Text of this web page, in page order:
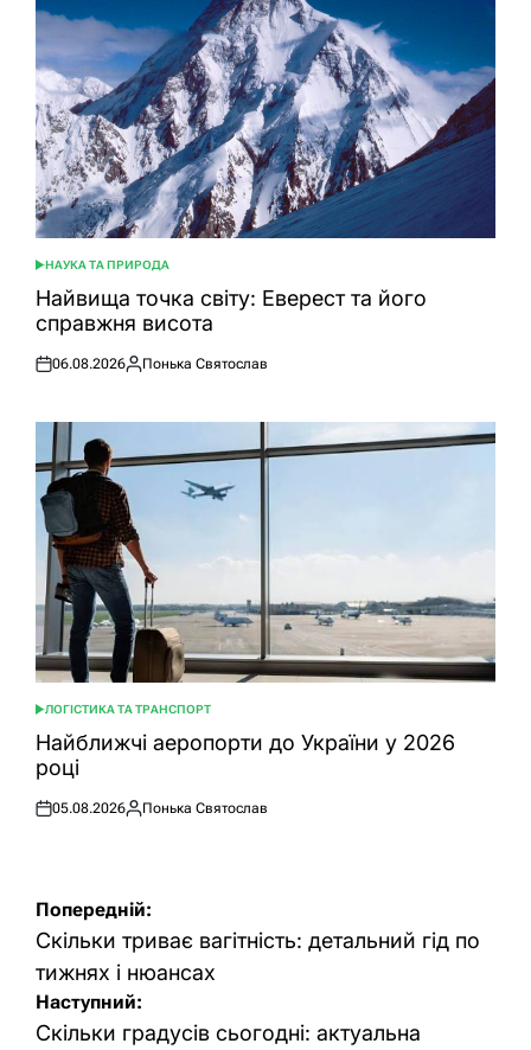
ОПУБЛІКУВАТИ
У
НАУКА ТА ПРИРОДА
Найвища точка світу: Еверест та його
справжня висота
Оприлюднено
06.08.2026
Опубліковано
Понька Святослав
ОПУБЛІКУВАТИ
У
ЛОГІСТИКА ТА ТРАНСПОРТ
Найближчі аеропорти до України у 2026
році
Оприлюднено
05.08.2026
Опубліковано
Понька Святослав
Навігація
записів
Попередній:
Скільки триває вагітність: детальний гід по
тижнях і нюансах
Наступний:
Скільки градусів сьогодні: актуальна